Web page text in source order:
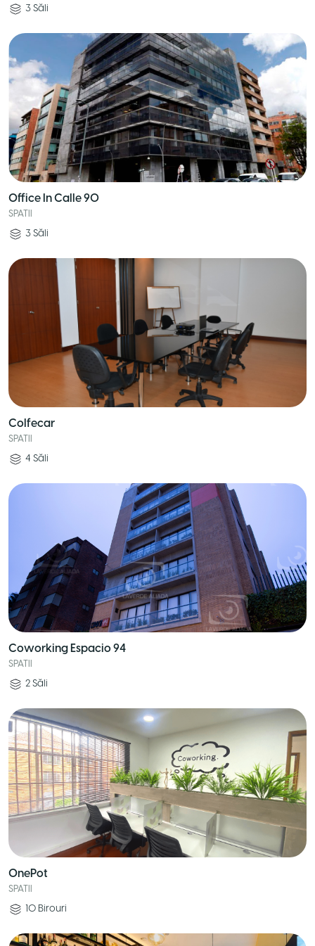
3 Săli
Office In Calle 90
SPATII
3 Săli
Colfecar
SPATII
4 Săli
Coworking Espacio 94
SPATII
2 Săli
OnePot
SPATII
10 Birouri